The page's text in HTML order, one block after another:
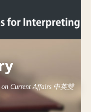
on Current Affairs 中英雙